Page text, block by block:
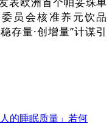
员会核准养元饮品
存量·创增量”计谋引
的睡眠质量」若何